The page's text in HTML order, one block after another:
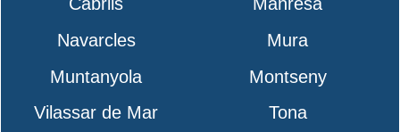
Navarcles
Mura
Muntanyola
Montseny
Vilassar de Mar
Tona